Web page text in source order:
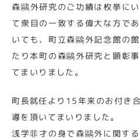
森鷗外研究のご功績は枚挙に
て衆目の一致する偉大な方で
いても、町立森鷗外記念館の
たり本町の森鷗外研究と顕彰
てまいりました。
町長就任より15年来のお付き
導を頂いてまいりました。
浅学菲才の身で森鷗外に関す